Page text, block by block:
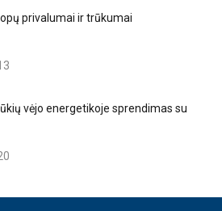
privalumai ir trūkumai
vėjo energetikoje sprendimas su